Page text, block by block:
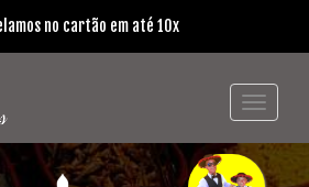
no cartão em até 10x